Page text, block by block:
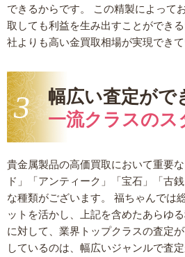
できるからです。 この精製によって
取しても利益を生み出すことができ
社よりも高い金買取相場が実現できて
幅広い査定がで
一流クラスのス
貴金属製品の高価買取において重要
ド」「アンティーク」「宝石」「古
な種類がございます。 福ちゃんでは
ットを活かし、上記を含めたあらゆ
に対して、業界トップクラスの査定
しているのは、幅広いジャンルで査